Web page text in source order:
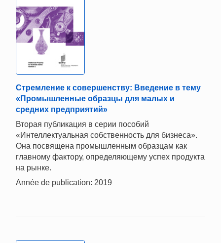
Стремление к совершенству: Введение в тему
«Промышленные образцы для малых и
средних предприятий»
Вторая публикация в серии пособий
«Интеллектуальная собственность для бизнеса».
Она посвящена промышленным образцам как
главному фактору, определяющему успех продукта
на рынке.
Année de publication: 2019